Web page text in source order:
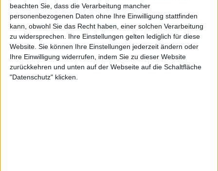
beachten Sie, dass die Verarbeitung mancher
personenbezogenen Daten ohne Ihre Einwilligung stattfinden
kann, obwohl Sie das Recht haben, einer solchen Verarbeitung
zu widersprechen. Ihre Einstellungen gelten lediglich für diese
Website. Sie können Ihre Einstellungen jederzeit ändern oder
Ihre Einwilligung widerrufen, indem Sie zu dieser Website
zurückkehren und unten auf der Webseite auf die Schaltfläche
"Datenschutz" klicken.
um jung zu sterben“ und „Diggy Liggy Lo“ bedienen
beide. Das zuvor erwähnte „Es klingt nach Freiheit“ lässt
die Oma-Herzen im Fernsehgarten höherschlagen. Durch
das Duett mit Pop-Nervensäge Lina Bó soll wohl das
jüngere TikTok-Publikum abgegrast werden: „Wenn ich
dich je vergess“ ist wirklich ein Titel, den man besser
vergessen sollte. „Seine Geschichte“ hingegen, ist der